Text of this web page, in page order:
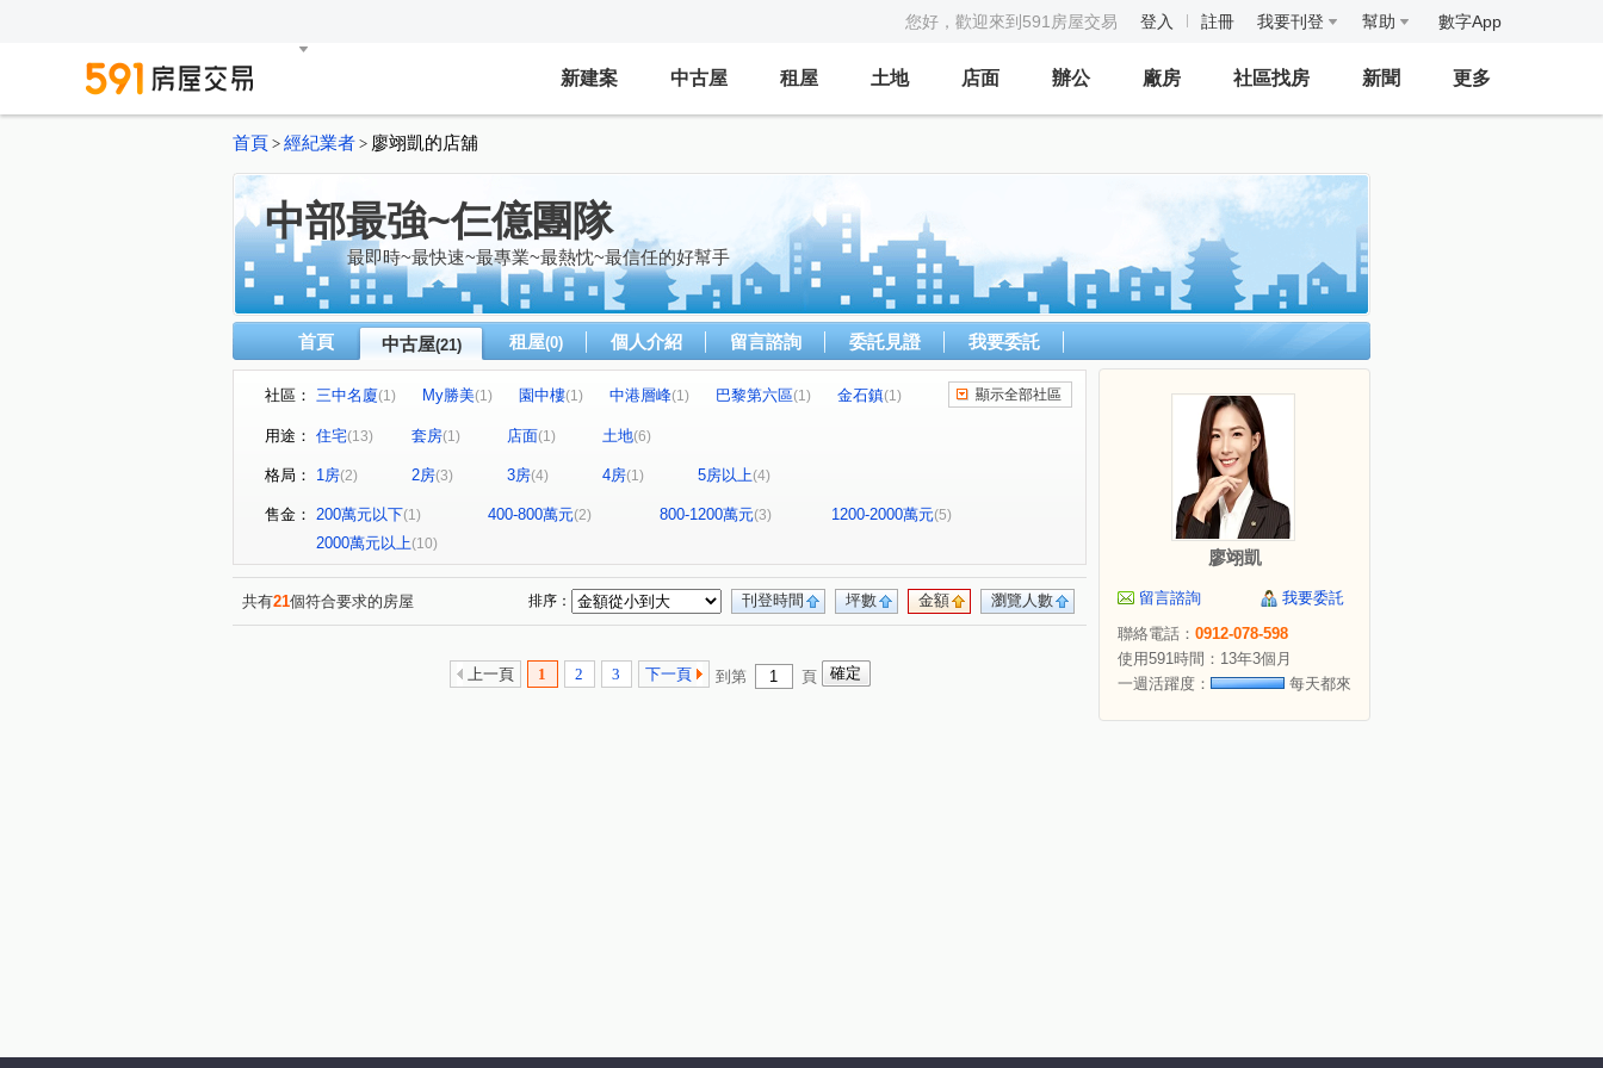
您好，歡迎來到591房屋交易 登入 註冊 我要刊登 幫助 數字App
新建案 中古屋 租屋 土地 店面 辦公 廠房 社區找房 新聞 更多
首頁 > 經紀業者 > 廖翊凱的店舖
中部最強~仨億團隊
最即時~最快速~最專業~最熱忱~最信任的好幫手
首頁 中古屋(21) 租屋(0) 個人介紹 留言諮詢 委託見證 我要委託
社區： 三中名廈(1) My勝美(1) 園中樓(1) 中港層峰(1) 巴黎第六區(1) 金石鎮(1)
文心1 瑞聯天地U區 圓環東路312巷31號
博館路 青海路二段 立德街 上安路 文心路四段
河南東二街(1) 大富路三段 (2) 福聯街 圓環東路(1) 文昌一街 (1)
環中路三段 (1)
顯示全部社區
用途： 住宅(13) 套房(1) 店面(1) 土地(6)
格局： 1房(2) 2房(3) 3房(4) 4房(1) 5房以上(4)
售金： 200萬元以下(1) 400-800萬元(2) 800-1200萬元(3) 1200-2000萬元(5)
2000萬元以上(10)
共有21個符合要求的房屋 瀏覽人數
金額
坪數
刊登時間
排序：
上一頁 1 2 3 下一頁 到第 頁
廖翊凱
留言諮詢
我要委託
聯絡電話： 0912-078-598
使用591時間：13年3個月
一週活躍度：
每天都來